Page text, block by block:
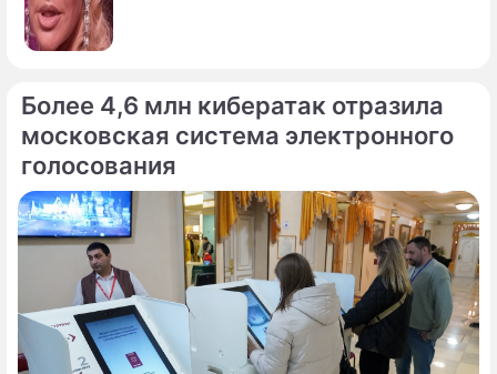
Более 4,6 млн кибератак отразила
московская система электронного
голосования